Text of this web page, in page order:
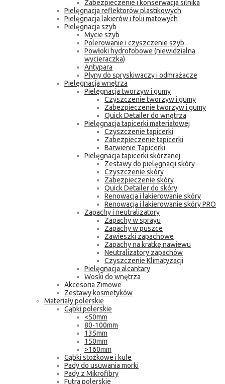
Zabezpieczenie i konserwacja silnika
Pielęgnacja reflektorów plastikowych
Pielęgnacja lakierów i folii matowych
Pielęgnacja szyb
Mycie szyb
Polerowanie i czyszczenie szyb
Powłoki hydrofobowe (niewidzialna
wycieraczka)
Antypara
Płyny do spryskiwaczy i odmrażacze
Pielęgnacja wnętrza
Pielęgnacja tworzyw i gumy
Czyszczenie tworzyw i gumy
Zabezpieczenie tworzyw i gumy
Quick Detailer do wnętrza
Pielęgnacja tapicerki materiałowej
Czyszczenie tapicerki
Zabezpieczenie tapicerki
Barwienie Tapicerki
Pielęgnacja tapicerki skórzanej
Zestawy do pielęgnacji skóry
Czyszczenie skóry
Zabezpieczenie skóry
Quick Detailer do skóry
Renowacja i lakierowanie skóry
Renowacja i lakierowanie skóry PRO
Zapachy i neutralizatory
Zapachy w sprayu
Zapachy w puszce
Zawieszki zapachowe
Zapachy na kratkę nawiewu
Neutralizatory zapachów
Czyszczenie Klimatyzacji
Pielęgnacja alcantary
Woski do wnętrza
Akcesoria Zimowe
Zestawy kosmetyków
Materiały polerskie
Gąbki polerskie
<50mm
80-100mm
135mm
150mm
>160mm
Gąbki stożkowe i kule
Pady do usuwania morki
Pady z Mikrofibry
Futra polerskie